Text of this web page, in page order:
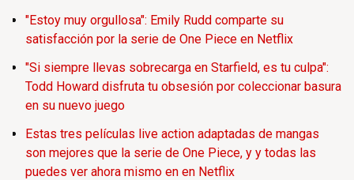
"Estoy muy orgullosa": Emily Rudd comparte su
satisfacción por la serie de One Piece en Netflix
"Si siempre llevas sobrecarga en Starfield, es tu culpa":
Todd Howard disfruta tu obsesión por coleccionar basura
en su nuevo juego
Estas tres películas live action adaptadas de mangas
son mejores que la serie de One Piece, y y todas las
puedes ver ahora mismo en en Netflix